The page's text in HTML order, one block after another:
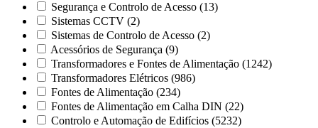
Segurança e Controlo de Acesso (13)
Sistemas CCTV (2)
Sistemas de Controlo de Acesso (2)
Acessórios de Segurança (9)
Transformadores e Fontes de Alimentação (1242)
Transformadores Elétricos (986)
Fontes de Alimentação (234)
Fontes de Alimentação em Calha DIN (22)
Controlo e Automação de Edifícios (5232)